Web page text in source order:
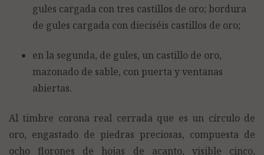
gules cargada con tres castillos de oro; bordura
de gules cargada con dieciséis castillos de oro;
en la segunda, de gules, un castillo de oro,
mazonado de sable, con puerta y ventanas
abiertas.
Al timbre corona real cerrada que es un círculo de
oro, engastado de piedras preciosas, compuesta de
ocho florones de hojas de acanto, visible cinco,